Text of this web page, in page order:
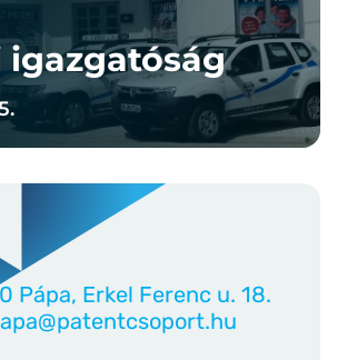
igazgatóság
Pápa, Erkel Ferenc u. 18.